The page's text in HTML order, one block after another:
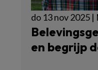
do 13 nov 2025 |
en begrijp